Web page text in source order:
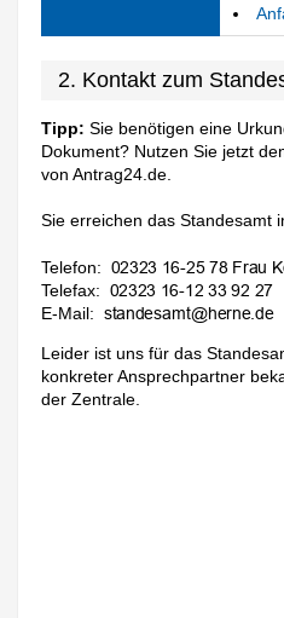
2. Kontakt zum
Tipp: Sie benötigen eine
Dokument? Nutzen Sie jetzt
von Antrag24.de.
Sie erreichen das Standesamt
Telefon:
Telefax:
E-Mail:
Leider ist uns für das
konkreter Ansprechpartner
der Zentrale.